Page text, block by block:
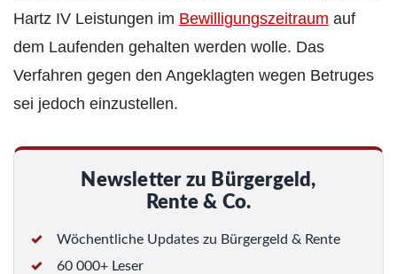
Hartz IV Leistungen im Bewilligungszeitraum auf
dem Laufenden gehalten werden wolle. Das
Verfahren gegen den Angeklagten wegen Betruges
sei jedoch einzustellen.
Newsletter zu Bürgergeld,
Rente & Co.
Wöchentliche Updates zu Bürgergeld & Rente
60 000+ Leser